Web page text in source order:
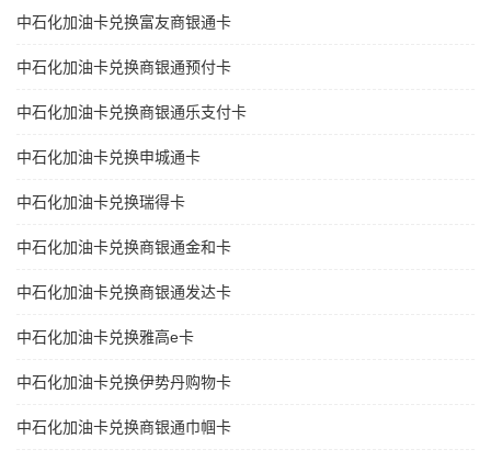
中石化加油卡兑换富友商银通卡
中石化加油卡兑换商银通预付卡
中石化加油卡兑换商银通乐支付卡
中石化加油卡兑换申城通卡
中石化加油卡兑换瑞得卡
中石化加油卡兑换商银通金和卡
中石化加油卡兑换商银通发达卡
中石化加油卡兑换雅高e卡
中石化加油卡兑换伊势丹购物卡
中石化加油卡兑换商银通巾帼卡